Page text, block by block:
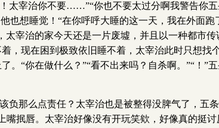
太宰治你不要……”“你也不要太过分啊我警告你
也想睡觉！“在你呼呼大睡的这一天，我在外面
宰治的家今天还是一片废墟，并且以一种都市传
，现在困到极致依旧睡不着，太宰治此时只想找
“你在做什么？”“看不出来吗？自杀啊。”“！”
负那么点责任？太宰治也是被整得没脾气了，五
嘴抿唇。太宰治好像没有开玩笑欸，好像真的挺